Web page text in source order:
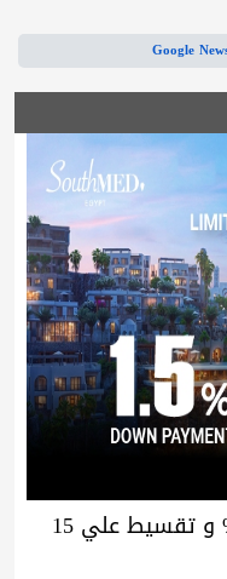
عرض لفترة محدودة مقدم 1.5% و تقسيط علي 15